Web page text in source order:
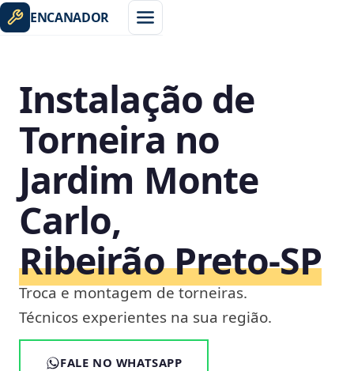
ENCANADOR
Instalação de
Torneira no
Jardim Monte
Carlo,
Ribeirão Preto‑SP
Troca e montagem de torneiras.
Técnicos experientes na sua região.
FALE NO WHATSAPP